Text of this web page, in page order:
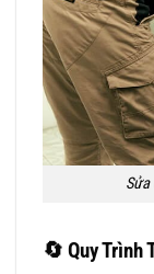
🔄 Quy Trình